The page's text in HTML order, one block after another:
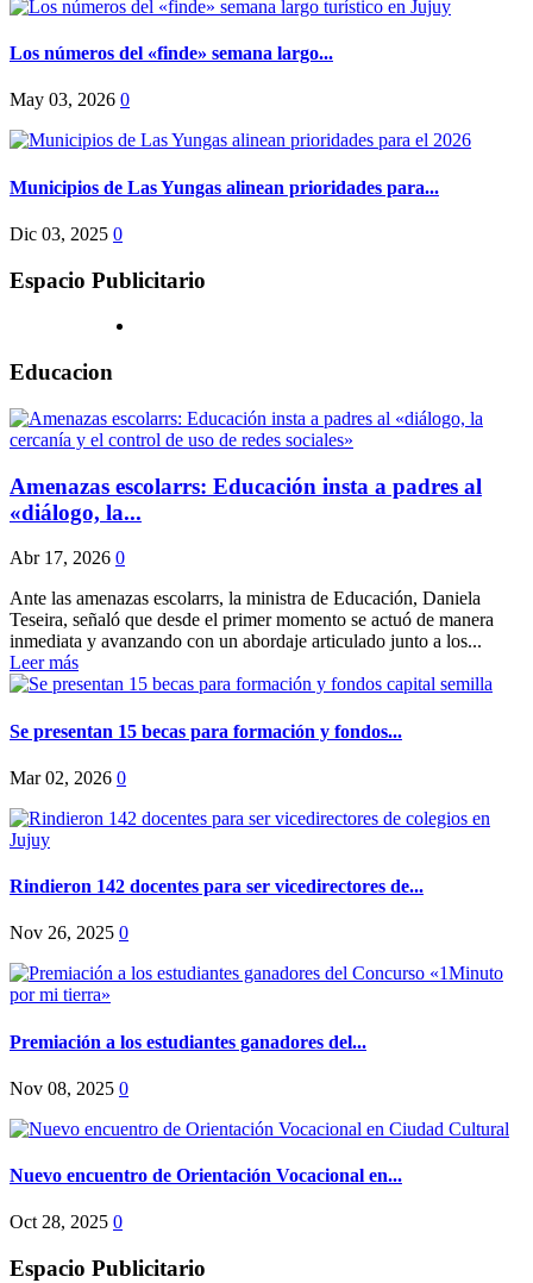
Los números del «finde» semana largo...
May 03, 2026 0
Municipios de Las Yungas alinean prioridades para...
Dic 03, 2025 0
Espacio Publicitario
Educacion
Amenazas escolarrs: Educación insta a padres al
«diálogo, la...
Abr 17, 2026 0
Ante las amenazas escolarrs, la ministra de Educación, Daniela
Teseira, señaló que desde el primer momento se actuó de manera
inmediata y avanzando con un abordaje articulado junto a los...
Leer más
Se presentan 15 becas para formación y fondos...
Mar 02, 2026 0
Rindieron 142 docentes para ser vicedirectores de...
Nov 26, 2025 0
Premiación a los estudiantes ganadores del...
Nov 08, 2025 0
Nuevo encuentro de Orientación Vocacional en...
Oct 28, 2025 0
Espacio Publicitario